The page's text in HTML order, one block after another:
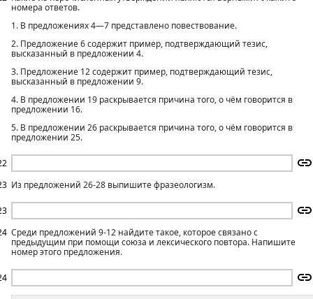
номера ответов.
1. В предложениях 4—7 представлено повествование.
2. Предложение 6 содержит пример, подтверждающий тезис,
высказанный в предложении 4.
3. Предложение 12 содержит пример, подтверждающий тезис,
высказанный в предложении 9.
4. В предложении 19 раскрывается причина того, о чём говорится в
предложении 16.
5. В предложении 26 раскрывается причина того, о чём говорится в
предложении 25.
Из предложений 26-28 выпишите фразеологизм.
Среди предложений 9-12 найдите такое, которое связано с
предыдущим при помощи союза и лексического повтора. Напишите
номер этого предложения.